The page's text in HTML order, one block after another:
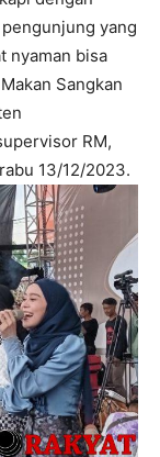
yang
nyaman bisa
Sangkan
RM,
13/12/2023.